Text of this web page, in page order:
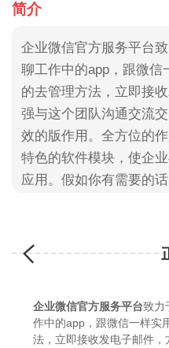
简介
企业微信官方服务平台
聊工作中的app，跟微信
的去管理方法，立即接
强与这个团队沟通交流
效的版作用。全方位的
特色的软件模块，使企
应用。假如你有需要的
企业微信官方服务平台致力
作中的app，跟微信一样实
法，立即接收发电子邮件